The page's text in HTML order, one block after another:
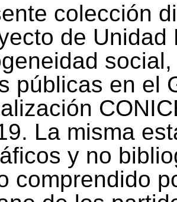
colección
de Unidad
públicas en el
La misma
y no
comprendido